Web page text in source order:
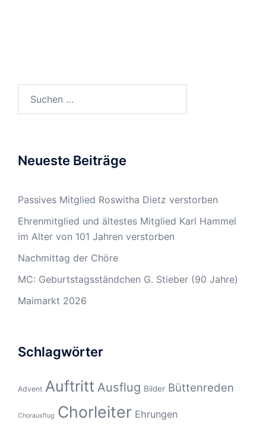
nach:
Neueste Beiträge
Passives Mitglied Roswitha Dietz verstorben
Ehrenmitglied und ältestes Mitglied Karl Hammel
im Alter von 101 Jahren verstorben
Nachmittag der Chöre
MC: Geburtstagsständchen G. Stieber (90 Jahre)
Maimarkt 2026
Schlagwörter
Advent Auftritt Ausflug Bilder Büttenreden
Chorausflug Chorleiter Ehrungen